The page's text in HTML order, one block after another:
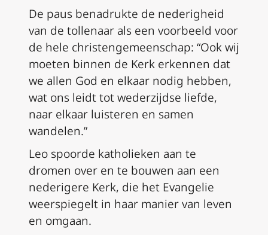
De paus benadrukte de nederigheid
van de tollenaar als een voorbeeld voor
de hele christengemeenschap: “Ook wij
moeten binnen de Kerk erkennen dat
we allen God en elkaar nodig hebben,
wat ons leidt tot wederzijdse liefde,
naar elkaar luisteren en samen
wandelen.”
Leo spoorde katholieken aan te
dromen over en te bouwen aan een
nederigere Kerk, die het Evangelie
weerspiegelt in haar manier van leven
en omgaan.